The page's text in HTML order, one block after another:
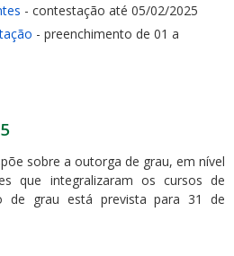
- contestação até 05/02/2025
- preenchimento de 01 a
sobre a outorga de grau, em nível
que integralizaram os cursos de
de grau está prevista para 31 de